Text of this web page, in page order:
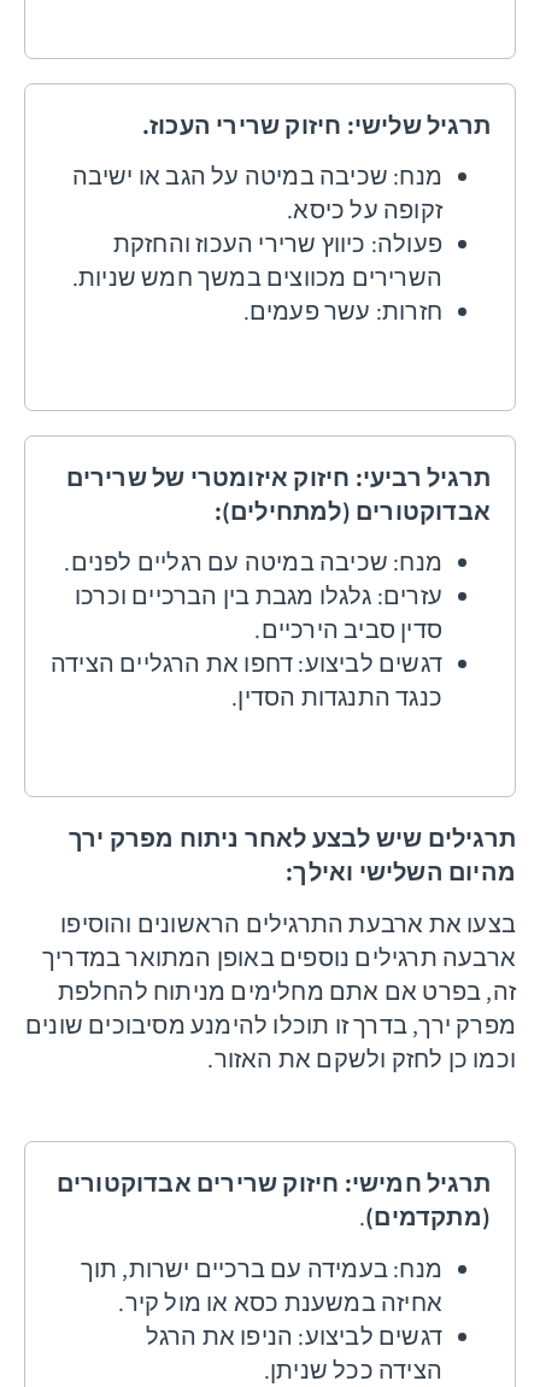
תרגיל שלישי: חיזוק שרירי העכוז.
מנח: שכיבה במיטה על הגב או ישיבה
זקופה על כיסא.
פעולה: כיווץ שרירי העכוז והחזקת
השרירים מכווצים במשך חמש שניות.
חזרות: עשר פעמים.
תרגיל רביעי: חיזוק איזומטרי של שרירים
אבדוקטורים (למתחילים):
מנח: שכיבה במיטה עם רגליים לפנים.
עזרים: גלגלו מגבת בין הברכיים וכרכו
סדין סביב הירכיים.
דגשים לביצוע: דחפו את הרגליים הצידה
כנגד התנגדות הסדין.
תרגילים שיש לבצע לאחר ניתוח מפרק ירך
מהיום השלישי ואילך:
בצעו את ארבעת התרגילים הראשונים והוסיפו
ארבעה תרגילים נוספים באופן המתואר במדריך
זה, בפרט אם אתם מחלימים מניתוח להחלפת
מפרק ירך, בדרך זו תוכלו להימנע מסיבוכים שונים
וכמו כן לחזק ולשקם את האזור.
תרגיל חמישי: חיזוק שרירים אבדוקטורים
(מתקדמים).
מנח: בעמידה עם ברכיים ישרות, תוך
אחיזה במשענת כסא או מול קיר.
דגשים לביצוע: הניפו את הרגל
הצידה ככל שניתן.